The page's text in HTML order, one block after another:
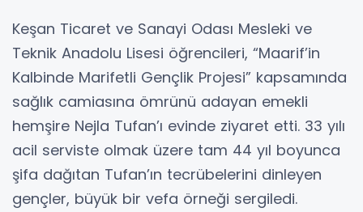
Keşan Ticaret ve Sanayi Odası Mesleki ve
Teknik Anadolu Lisesi öğrencileri, “Maarif’in
Kalbinde Marifetli Gençlik Projesi” kapsamında
sağlık camiasına ömrünü adayan emekli
hemşire Nejla Tufan’ı evinde ziyaret etti. 33 yılı
acil serviste olmak üzere tam 44 yıl boyunca
şifa dağıtan Tufan’ın tecrübelerini dinleyen
gençler, büyük bir vefa örneği sergiledi.